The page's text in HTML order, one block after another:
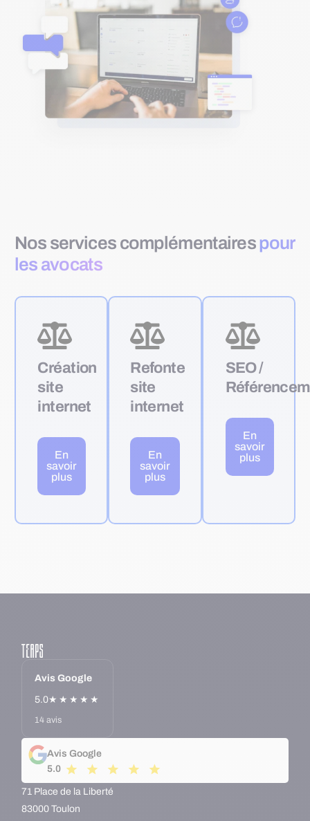
Nos services complémentairespour
les avocats
Création
site
internet
En
savoir
plus
Refonte
site
internet
En
savoir
plus
SEO /
En
savoir
plus
Avis Google
5.0★★★★★
14 avis
Avis Google
5.0
71 Place de la Liberté
83000 Toulon